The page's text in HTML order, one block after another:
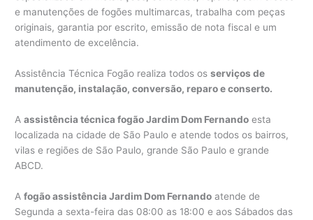
e manutenções de fogões multimarcas, trabalha com peças
originais, garantia por escrito, emissão de nota fiscal e um
atendimento de excelência.
Assistência Técnica Fogão realiza todos osserviços de
manutenção, instalação, conversão, reparo e conserto.
Aassistência técnica fogão Jardim Dom Fernando esta
localizada na cidade de São Paulo e atende todos os bairros,
vilas e regiões de São Paulo, grande São Paulo e grande
ABCD.
Afogão assistência Jardim Dom Fernando atende de
Segunda a sexta-feira das 08:00 as 18:00 e aos Sábados das